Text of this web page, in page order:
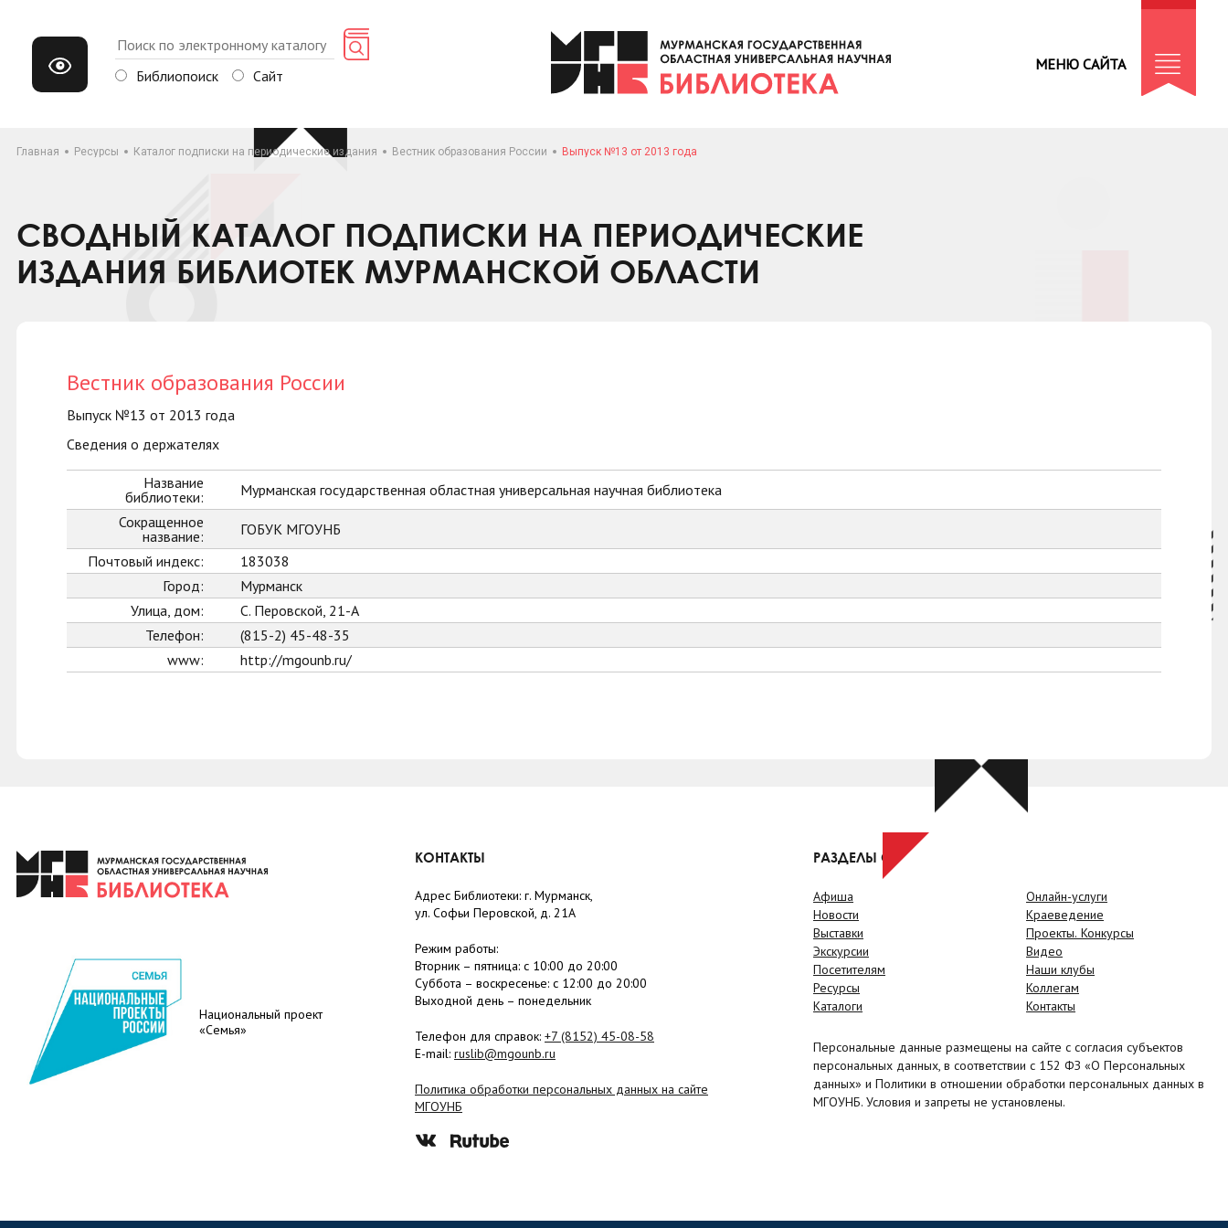
Библиопоиск Сайт
МЕНЮ САЙТА
Главная Ресурсы Каталог подписки на периодические издания Вестник образования России Выпуск №13 от 2013 года
СВОДНЫЙ КАТАЛОГ ПОДПИСКИ НА ПЕРИОДИЧЕСКИЕ
ИЗДАНИЯ БИБЛИОТЕК МУРМАНСКОЙ ОБЛАСТИ
Вестник образования России
Выпуск №13 от 2013 года
Сведения о держателях
Название
библиотеки:
Мурманская государственная областная универсальная научная библиотека
Сокращенное
название:
ГОБУК МГОУНБ
Почтовый индекс:
183038
Город:
Мурманск
Улица, дом:
С. Перовской, 21-А
Телефон:
(815-2) 45-48-35
www:
http://mgounb.ru/
Национальный проект
«Семья»
КОНТАКТЫ
Адрес Библиотеки: г. Мурманск,
ул. Софьи Перовской, д. 21А
Режим работы:
Вторник – пятница: с 10:00 до 20:00
Суббота – воскресенье: c 12:00 до 20:00
Выходной день – понедельник
Телефон для справок: +7 (8152) 45-08-58
E-mail: ruslib@mgounb.ru
Политика обработки персональных данных на сайте
МГОУНБ
РАЗДЕЛЫ САЙТА
Афиша
Новости
Выставки
Экскурсии
Посетителям
Ресурсы
Каталоги
Онлайн-услуги
Краеведение
Проекты. Конкурсы
Видео
Наши клубы
Коллегам
Контакты
Персональные данные размещены на сайте с согласия субъектов
персональных данных, в соответствии с 152 ФЗ «О Персональных
данных» и Политики в отношении обработки персональных данных в
МГОУНБ. Условия и запреты не установлены.